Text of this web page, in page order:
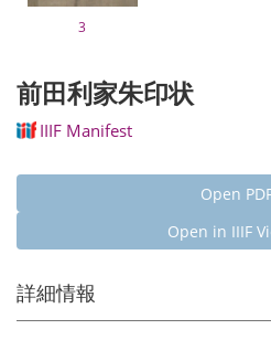
3
前田利家朱印状
IIIF Manifest
Open
Open in IIIF
詳細情報